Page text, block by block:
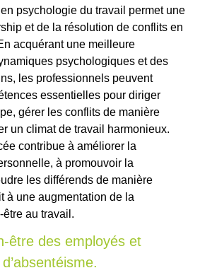
psychologie du travail permet une
et de la résolution de conflits en
acquérant une meilleure
psychologiques et des
les professionnels peuvent
essentielles pour diriger
gérer les conflits de manière
un climat de travail harmonieux.
contribue à améliorer la
à promouvoir la
les différends de manière
à une augmentation de la
au travail.
être des employés et